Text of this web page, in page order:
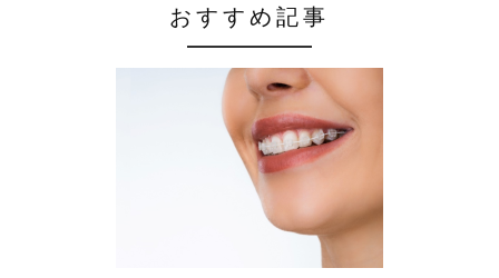
おすすめ記事